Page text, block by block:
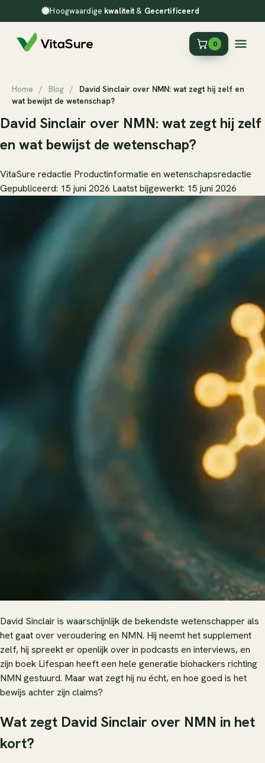
Hoogwaardige kwaliteit& Gecertificeerd
0
Home / Blog /
David Sinclair over NMN: wat zegt hij zelf en
wat bewijst de wetenschap?
David Sinclair over NMN: wat zegt hij zelf
en wat bewijst de wetenschap?
VitaSure redactie Productinformatie en wetenschapsredactie
Gepubliceerd: 15 juni 2026 Laatst bijgewerkt: 15 juni 2026
David Sinclair is waarschijnlijk de bekendste wetenschapper als
het gaat over veroudering en NMN. Hij neemt het supplement
zelf, hij spreekt er openlijk over in podcasts en interviews, en
zijn boek Lifespan heeft een hele generatie biohackers richting
NMN gestuurd. Maar wat zegt hij nu écht, en hoe goed is het
bewijs achter zijn claims?
Wat zegt David Sinclair over NMN in het
kort?